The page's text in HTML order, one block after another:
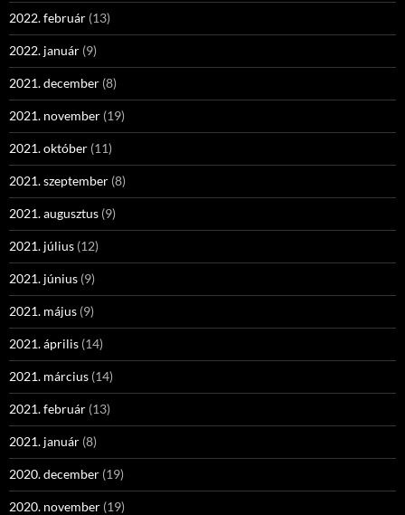
2022. február (13)
2022. január (9)
2021. december (8)
2021. november (19)
2021. október (11)
2021. szeptember (8)
2021. augusztus (9)
2021. július (12)
2021. június (9)
2021. május (9)
2021. április (14)
2021. március (14)
2021. február (13)
2021. január (8)
2020. december (19)
2020. november (19)